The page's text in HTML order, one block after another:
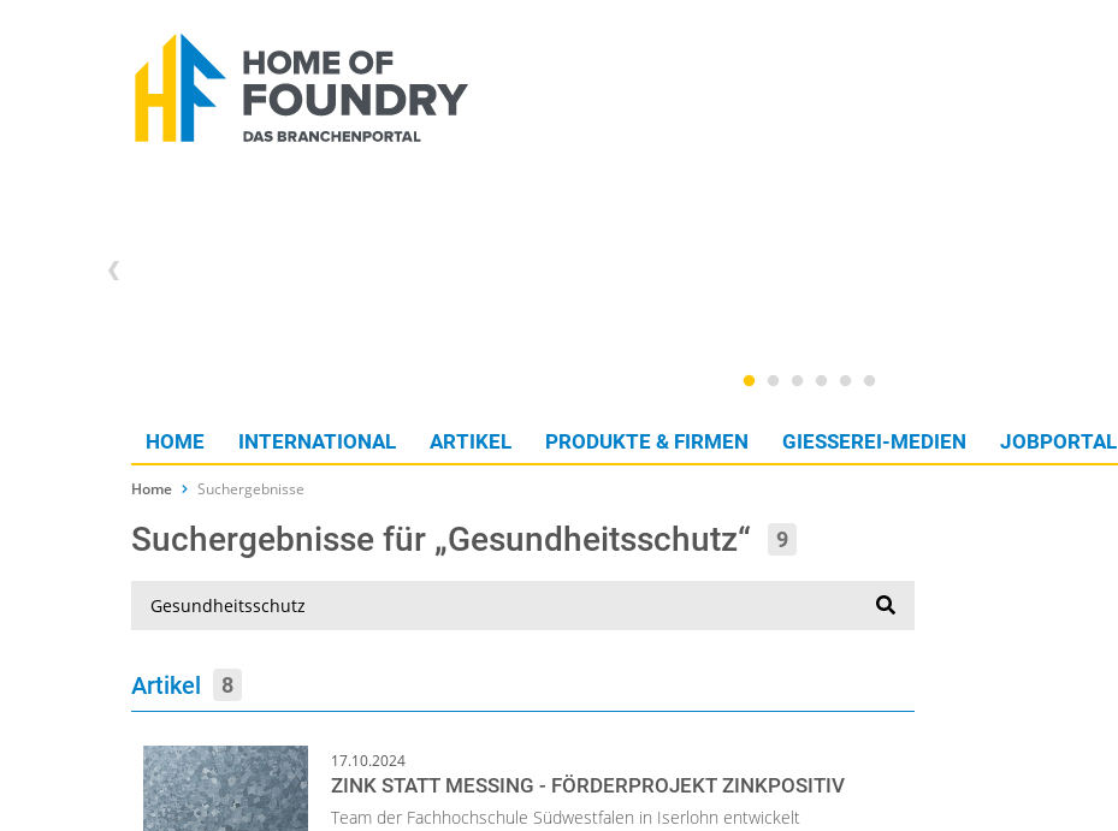
HOME INTERNATIONAL ARTIKEL PRODUKTE & FIRMEN GIESSEREI-MEDIEN JOBPORTAL
Home Suchergebnisse
Suchergebnisse für „Gesundheitsschutz“ 9
Artikel 8
17.10.2024
ZINK STATT MESSING - FÖRDERPROJEKT ZINKPOSITIV
Team der Fachhochschule Südwestfalen in Iserlohn entwickelt